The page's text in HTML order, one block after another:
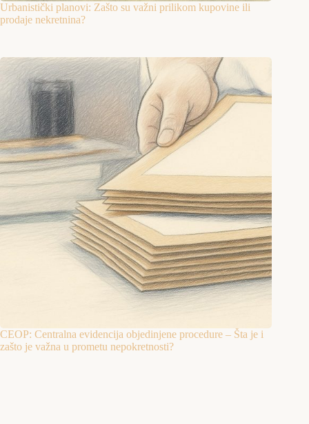
Urbanistički planovi: Zašto su važni prilikom kupovine ili
prodaje nekretnina?
CEOP: Centralna evidencija objedinjene procedure – Šta je i
zašto je važna u prometu nepokretnosti?